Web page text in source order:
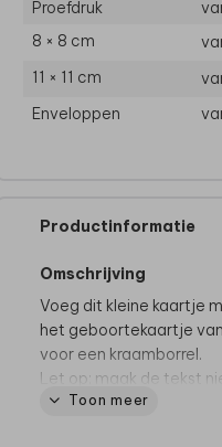
Proefdruk
8 × 8 cm
11 × 11 cm
Enveloppen
Productinformatie
Omschrijving
Voeg dit kleine kaartje
het geboortekaartje
voor een kraamborrel.
Let op: maak de tekst
Toon meer